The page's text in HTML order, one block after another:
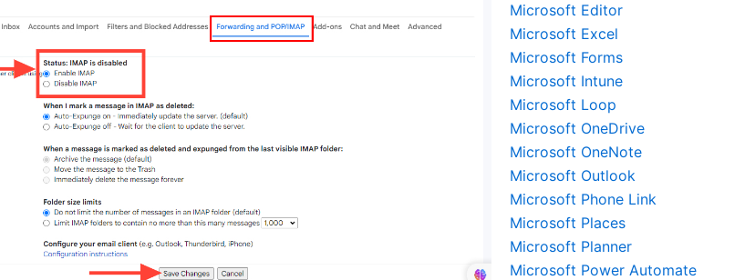
Microsoft Editor
Microsoft Excel
Microsoft Forms
Microsoft Intune
Microsoft Loop
Microsoft OneDrive
Microsoft OneNote
Microsoft Outlook
Microsoft Phone Link
Microsoft Places
Microsoft Planner
Microsoft Power Automate